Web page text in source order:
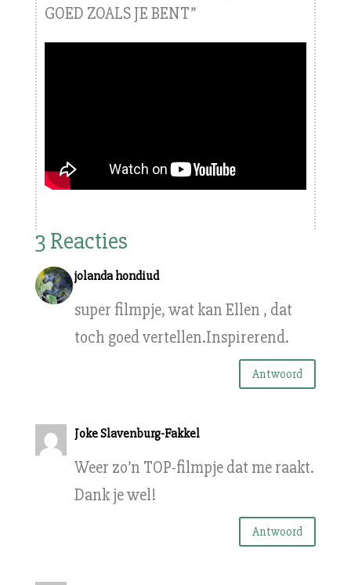
GOED ZOALS JE BENT”
3 Reacties
jolanda hondiud
super filmpje, wat kan Ellen , dat
toch goed vertellen.Inspirerend.
Antwoord
Joke Slavenburg-Fakkel
Weer zo’n TOP-filmpje dat me raakt.
Dank je wel!
Antwoord